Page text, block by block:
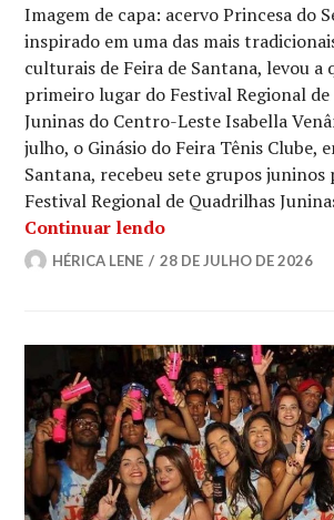
Imagem de capa: acervo Princesa do
inspirado em uma das mais
culturais de Feira de Santana, levou a
primeiro lugar do Festival Regional
Juninas do Centro-Leste Isabella
julho, o Ginásio do Feira Tênis Clube,
Santana, recebeu sete grupos juninos
Festival Regional de Quadrilhas
Continuar lendoQuando o grão
HÉRICA LENE 28 DE JULHO DE 2026